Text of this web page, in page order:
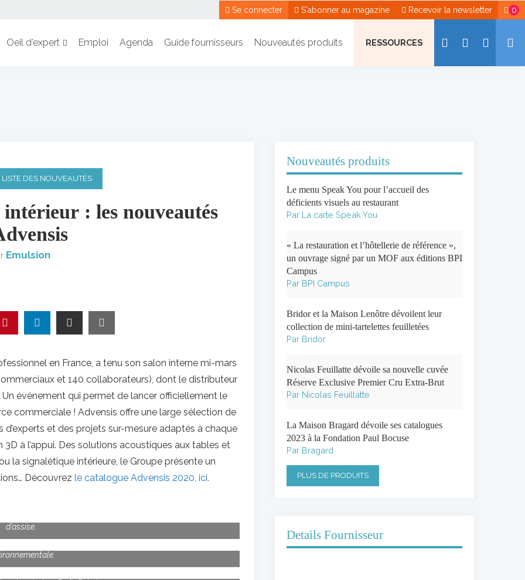
0
Recevoir la newsletter
S'abonner au magazine
Se connecter
Oeil d’expert Emploi Agenda Guide fournisseurs Nouveautés produits RESSOURCES
DES NOUVEAUTÉS
: les nouveautés
Emulsion
en France, a tenu son salon interne mi-mars
et 140 collaborateurs), dont le distributeur
événement qui permet de lancer officiellement le
commerciale ! Advensis offre une large sélection de
et des projets sur-mesure adaptés à chaque
à l’appui. Des solutions acoustiques aux tables et
la signalétique intérieure, le Groupe présente un
Découvrez le catalogue Advensis 2020, ici.
d’assise.
Nouveautés produits
Le menu Speak You pour l’accueil des
déficients visuels au restaurant
Par La carte Speak You
« La restauration et l’hôtellerie de référence »,
un ouvrage signé par un MOF aux éditions BPI
Campus
Par BPI Campus
Bridor et la Maison Lenôtre dévoilent leur
collection de mini-tartelettes feuilletées
Par Bridor
Nicolas Feuillatte dévoile sa nouvelle cuvée
Réserve Exclusive Premier Cru Extra-Brut
Par Nicolas Feuillatte
La Maison Bragard dévoile ses catalogues
2023 à la Fondation Paul Bocuse
Par Bragard
PLUS DE PRODUITS
Details Fournisseur